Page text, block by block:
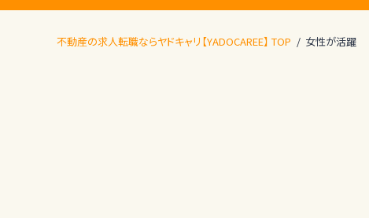
不動産の求人転職ならヤドキャリ【YADOCAREE】 TOP 女性が活躍